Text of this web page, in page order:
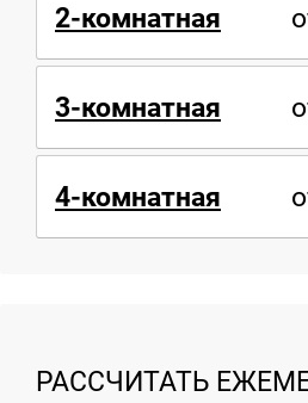
2-комнатная
3-комнатная
4-комнатная
РАССЧИТАТЬ